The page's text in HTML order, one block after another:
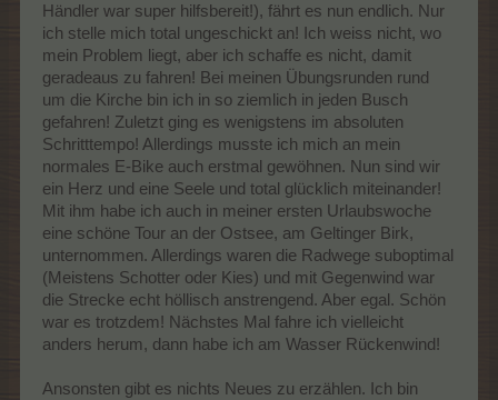
Händler war super hilfsbereit!), fährt es nun endlich. Nur
ich stelle mich total ungeschickt an! Ich weiss nicht, wo
mein Problem liegt, aber ich schaffe es nicht, damit
geradeaus zu fahren! Bei meinen Übungsrunden rund
um die Kirche bin ich in so ziemlich in jeden Busch
gefahren! Zuletzt ging es wenigstens im absoluten
Schritttempo! Allerdings musste ich mich an mein
normales E-Bike auch erstmal gewöhnen. Nun sind wir
ein Herz und eine Seele und total glücklich miteinander!
Mit ihm habe ich auch in meiner ersten Urlaubswoche
eine schöne Tour an der Ostsee, am Geltinger Birk,
unternommen. Allerdings waren die Radwege suboptimal
(Meistens Schotter oder Kies) und mit Gegenwind war
die Strecke echt höllisch anstrengend. Aber egal. Schön
war es trotzdem! Nächstes Mal fahre ich vielleicht
anders herum, dann habe ich am Wasser Rückenwind!
Ansonsten gibt es nichts Neues zu erzählen. Ich bin